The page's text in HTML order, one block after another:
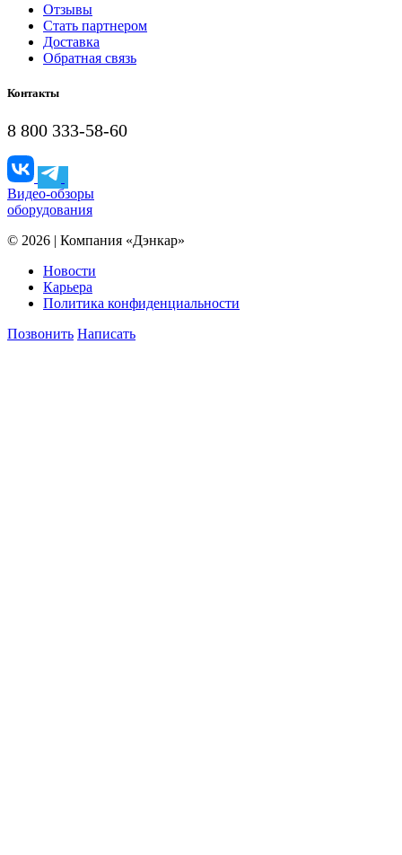
Отзывы
Стать партнером
Доставка
Обратная связь
Контакты
8 800 333-58-60
Видео-обзоры
оборудования
© 2026 | Компания «Дэнкар»
Новости
Карьера
Политика конфиденциальности
Позвонить Написать